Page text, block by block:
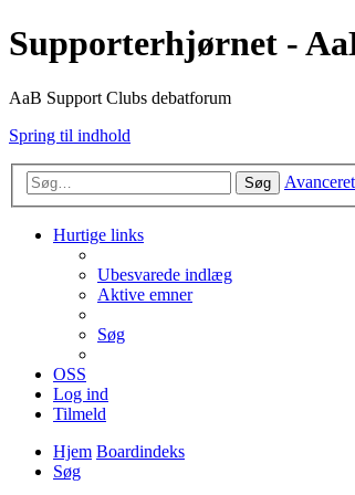
Supporterhjørnet -
AaB Support Clubs debatforum
Spring til indhold
Søg
Hurtige links
Ubesvarede indlæg
Aktive emner
Søg
OSS
Log ind
Tilmeld
Hjem Boardindeks
Søg